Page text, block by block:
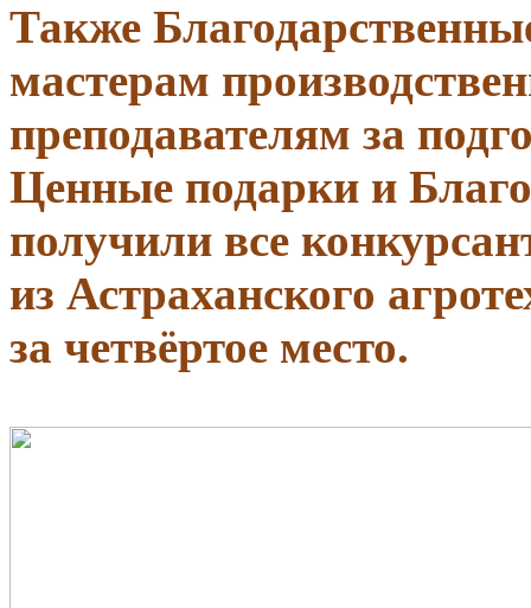
Также
мастерам
преподавателям за
Ценные подарки и
получили все
из Астраханского
за четвёртое место.